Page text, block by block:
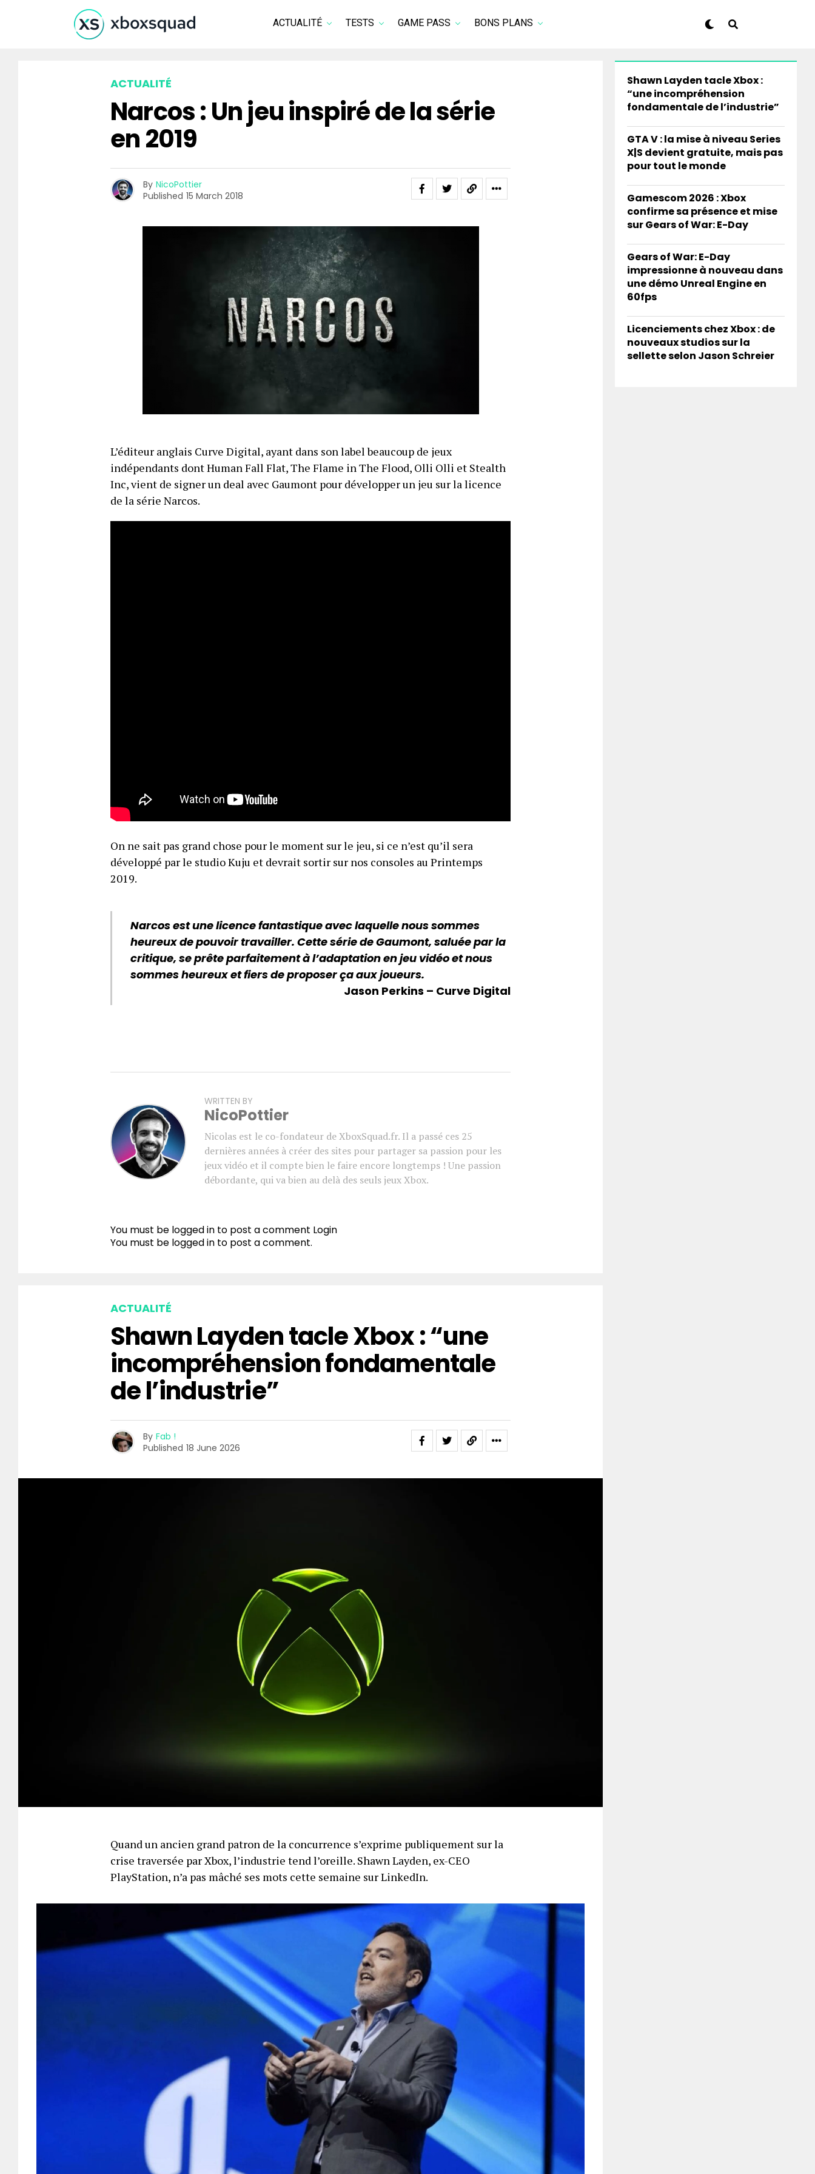
ACTUALITÉ TESTS GAME PASS BONS PLANS
ACTUALITÉ
Narcos : Un jeu inspiré de la série
en 2019
By NicoPottier
Published 15 March 2018
L’éditeur anglais Curve Digital, ayant dans son label beaucoup de jeux
indépendants dont Human Fall Flat, The Flame in The Flood, Olli Olli et Stealth
Inc, vient de signer un deal avec Gaumont pour développer un jeu sur la licence
de la série Narcos.
On ne sait pas grand chose pour le moment sur le jeu, si ce n’est qu’il sera
développé par le studio Kuju et devrait sortir sur nos consoles au Printemps
2019.
Narcos est une licence fantastique avec laquelle nous sommes
heureux de pouvoir travailler. Cette série de Gaumont, saluée par la
critique, se prête parfaitement à l’adaptation en jeu vidéo et nous
sommes heureux et fiers de proposer ça aux joueurs.
Jason Perkins – Curve Digital
WRITTEN BY
NicoPottier
Nicolas est le co-fondateur de XboxSquad.fr. Il a passé ces 25
dernières années à créer des sites pour partager sa passion pour les
jeux vidéo et il compte bien le faire encore longtemps ! Une passion
débordante, qui va bien au delà des seuls jeux Xbox.
You must be logged in to post a comment Login
You must be logged in to post a comment.
ACTUALITÉ
Shawn Layden tacle Xbox : “une
incompréhension fondamentale
de l’industrie”
By Fab !
Published 18 June 2026
Quand un ancien grand patron de la concurrence s’exprime publiquement sur la
crise traversée par Xbox, l’industrie tend l’oreille. Shawn Layden, ex-CEO
PlayStation, n’a pas mâché ses mots cette semaine sur LinkedIn.
Shawn Layden tacle Xbox :
“une incompréhension
fondamentale de l’industrie”
GTA V : la mise à niveau Series
X|S devient gratuite, mais pas
pour tout le monde
Gamescom 2026 : Xbox
confirme sa présence et mise
sur Gears of War: E-Day
Gears of War: E-Day
impressionne à nouveau dans
une démo Unreal Engine en
60fps
Licenciements chez Xbox : de
nouveaux studios sur la
sellette selon Jason Schreier